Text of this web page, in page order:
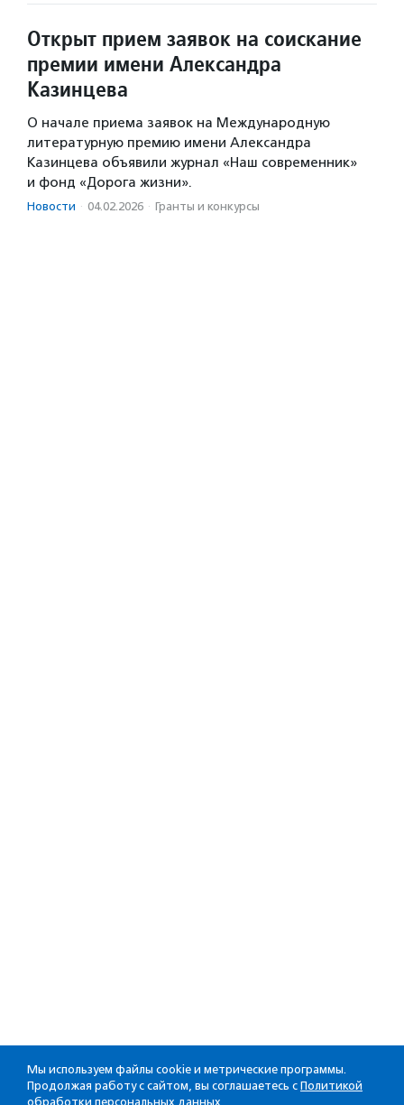
Открыт прием заявок на соискание
премии имени Александра
Казинцева
О начале приема заявок на Международную
литературную премию имени Александра
Казинцева объявили журнал «Наш современник»
и фонд «Дорога жизни».
Новости · 04.02.2026 · Гранты и конкурсы
Мы используем файлы cookie и метрические программы.
Продолжая работу с сайтом, вы соглашаетесь с Политикой
обработки персональных данных